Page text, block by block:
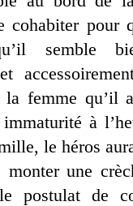
cohabiter pour
semble
la femme qu’il
à
le héros
une
postulat de